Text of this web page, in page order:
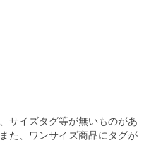
サイズタグ等が無いものがあ
た、ワンサイズ商品にタグが